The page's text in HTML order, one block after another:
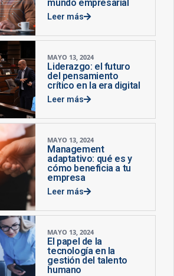
mundo empresarial
Leer más
MAYO 13, 2024
Liderazgo: el futuro
del pensamiento
crítico en la era digital
Leer más
MAYO 13, 2024
Management
adaptativo: qué es y
cómo beneficia a tu
empresa
Leer más
MAYO 13, 2024
El papel de la
tecnología en la
gestión del talento
humano